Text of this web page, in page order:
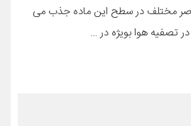
مختلف در سطح این ماده جذب می
تصفیه هوا بویژه در …